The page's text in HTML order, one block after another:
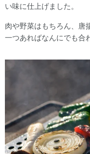
い味に仕上げました。
肉や野菜はもちろん、唐
一つあればなんにでも合